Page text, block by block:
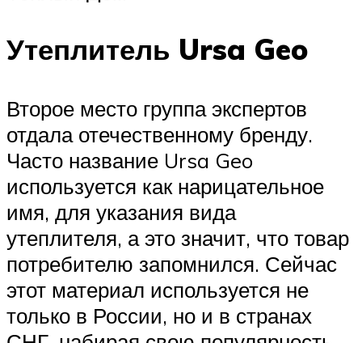
Утеплитель Ursa Geo
Второе место группа экспертов
отдала отечественному бренду.
Часто название Ursa Geo
используется как нарицательное
имя, для указания вида
утеплителя, а это значит, что товар
потребителю запомнился. Сейчас
этот материал используется не
только в России, но и в странах